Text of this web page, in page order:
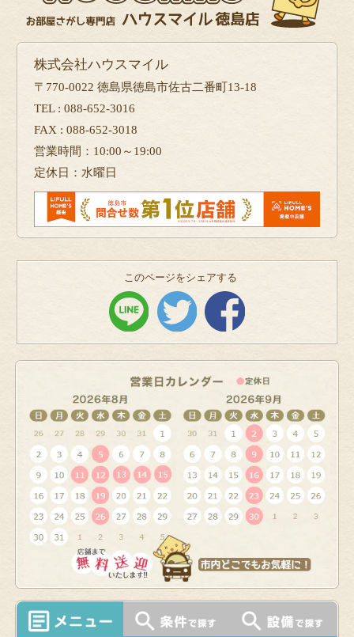
株式会社ハウスマイル
〒770-0022 徳島県徳島市佐古二番町13-18
TEL : 088-652-3016
FAX : 088-652-3018
営業時間：10:00～19:00
定休日：水曜日
このページをシェアする